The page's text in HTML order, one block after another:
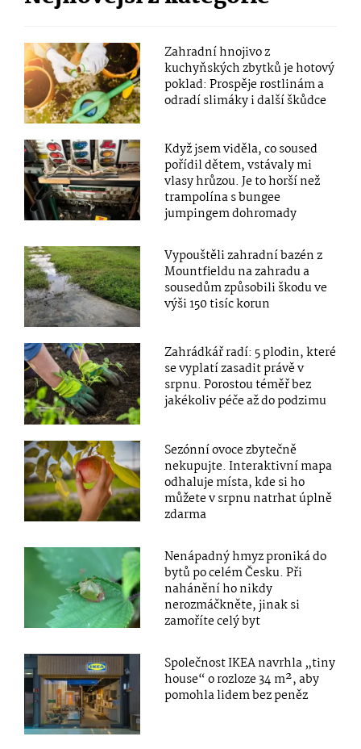
Zahradní hnojivo z
kuchyňských zbytků je hotový
poklad: Prospěje rostlinám a
odradí slimáky i další škůdce
Když jsem viděla, co soused
pořídil dětem, vstávaly mi
vlasy hrůzou. Je to horší než
trampolína s bungee
jumpingem dohromady
Vypouštěli zahradní bazén z
Mountfieldu na zahradu a
sousedům způsobili škodu ve
výši 150 tisíc korun
Zahrádkář radí: 5 plodin, které
se vyplatí zasadit právě v
srpnu. Porostou téměř bez
jakékoliv péče až do podzimu
Sezónní ovoce zbytečně
nekupujte. Interaktivní mapa
odhaluje místa, kde si ho
můžete v srpnu natrhat úplně
zdarma
Nenápadný hmyz proniká do
bytů po celém Česku. Při
nahánění ho nikdy
nerozmáčkněte, jinak si
zamoříte celý byt
Společnost IKEA navrhla „tiny
house“ o rozloze 34 m², aby
pomohla lidem bez peněz